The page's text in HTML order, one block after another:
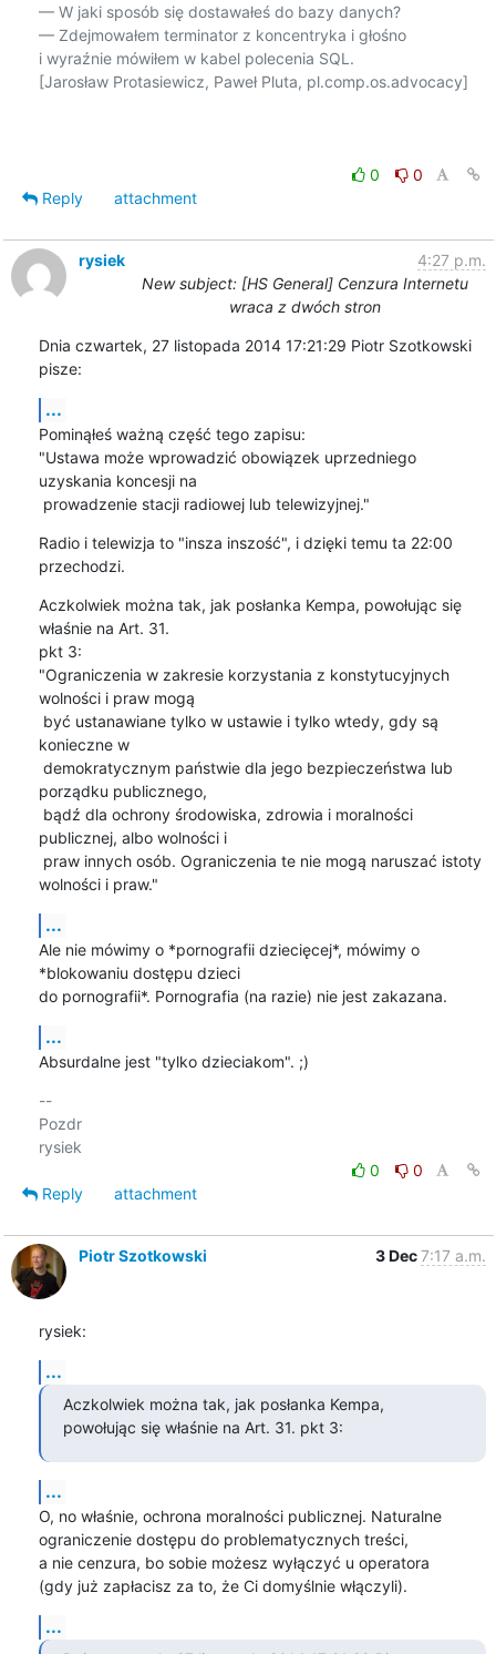
— W jaki sposób się dostawałeś do bazy danych?
— Zdejmowałem terminator z koncentryka i głośno
i wyraźnie mówiłem w kabel polecenia SQL.
[Jarosław Protasiewicz, Paweł Pluta, pl.comp.os.advocacy]
0
0
Reply
attachment
rysiek
4:27 p.m.
New subject: [HS General] Cenzura Internetu
wraca z dwóch stron
Dnia czwartek, 27 listopada 2014 17:21:29 Piotr Szotkowski
pisze:
...
Pominąłeś ważną część tego zapisu:
"Ustawa może wprowadzić obowiązek uprzedniego
uzyskania koncesji na
prowadzenie stacji radiowej lub telewizyjnej."
Radio i telewizja to "insza inszość", i dzięki temu ta 22:00
przechodzi.
Aczkolwiek można tak, jak posłanka Kempa, powołując się
właśnie na Art. 31.
pkt 3:
"Ograniczenia w zakresie korzystania z konstytucyjnych
wolności i praw mogą
konieczne w
porządku publicznego,
publicznej, albo wolności i
wolności i praw."
...
Ale nie mówimy o *pornografii dziecięcej*, mówimy o
*blokowaniu dostępu dzieci
do pornografii*. Pornografia (na razie) nie jest zakazana.
...
Absurdalne jest "tylko dzieciakom". ;)
--
Pozdr
0
0
Reply
attachment
Piotr Szotkowski 3 Dec7:17 a.m.
rysiek:
...
Aczkolwiek można tak, jak posłanka Kempa,
powołując się właśnie na Art. 31. pkt 3:
...
O, no właśnie, ochrona moralności publicznej. Naturalne
ograniczenie dostępu do problematycznych treści,
a nie cenzura, bo sobie możesz wyłączyć u operatora
(gdy już zapłacisz za to, że Ci domyślnie włączyli).
...